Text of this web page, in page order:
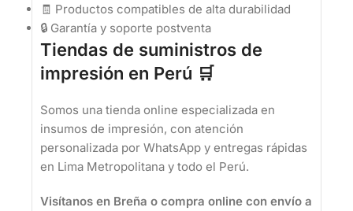
🧾 Productos compatibles de alta durabilidad
🔒 Garantía y soporte postventa
Tiendas de suministros de
impresión en Perú 🛒
Somos una tienda online especializada en
insumos de impresión, con atención
personalizada por WhatsApp y entregas rápidas
en Lima Metropolitana y todo el Perú.
Visítanos en Breña o compra online con envío a